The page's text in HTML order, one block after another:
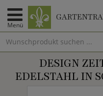
Menü
DESIGN
EDELSTAHL IN